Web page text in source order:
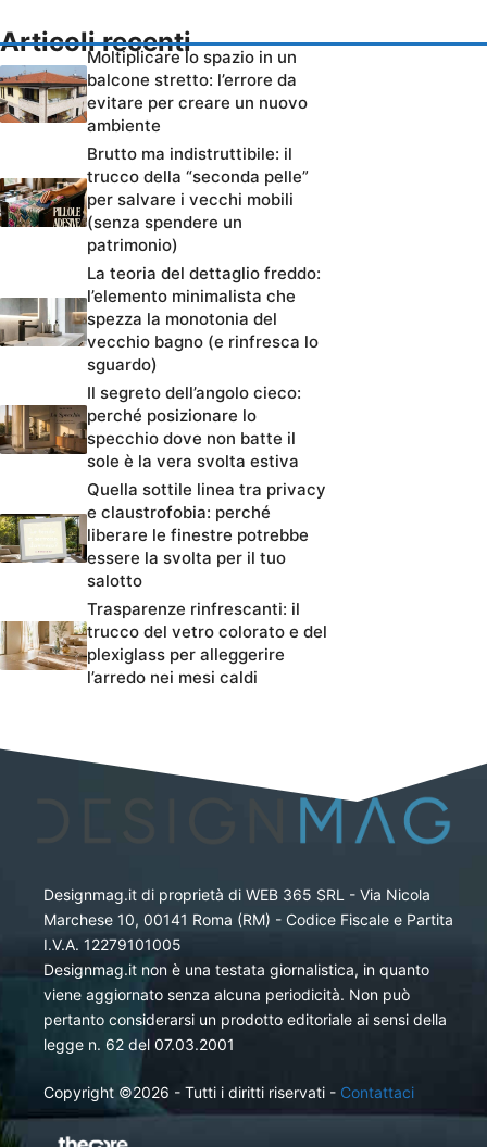
Articoli recenti
Moltiplicare lo spazio in un
balcone stretto: l’errore da
evitare per creare un nuovo
ambiente
Brutto ma indistruttibile: il
trucco della “seconda pelle”
per salvare i vecchi mobili
(senza spendere un
patrimonio)
La teoria del dettaglio freddo:
l’elemento minimalista che
spezza la monotonia del
vecchio bagno (e rinfresca lo
sguardo)
Il segreto dell’angolo cieco:
perché posizionare lo
specchio dove non batte il
sole è la vera svolta estiva
Quella sottile linea tra privacy
e claustrofobia: perché
liberare le finestre potrebbe
essere la svolta per il tuo
salotto
Trasparenze rinfrescanti: il
trucco del vetro colorato e del
plexiglass per alleggerire
l’arredo nei mesi caldi
Designmag.it di proprietà di WEB 365 SRL - Via Nicola
Marchese 10, 00141 Roma (RM) - Codice Fiscale e Partita
I.V.A. 12279101005
Designmag.it non è una testata giornalistica, in quanto
viene aggiornato senza alcuna periodicità. Non può
pertanto considerarsi un prodotto editoriale ai sensi della
legge n. 62 del 07.03.2001
Copyright ©2026 - Tutti i diritti riservati - Contattaci